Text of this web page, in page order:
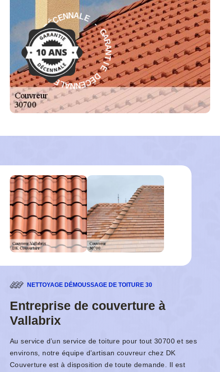
G
A
R
A
N
T
I
E
D
É
C
E
NNALE - GAR
A
N
T
I
E
D
É
C
E
N
N
A
L
E
-
NETTOYAGE DÉMOUSSAGE DE TOITURE 30
Entreprise de couverture à
Vallabrix
Au service d’un service de toiture pour tout 30700 et ses
environs, notre équipe d’artisan couvreur chez DK
Couverture est à disposition de toute demande. Il est